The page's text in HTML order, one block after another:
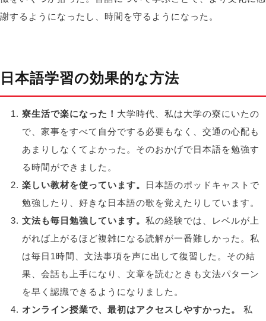
謝するようになったし、時間を守るようになった。
日本語学習の効果的な方法
寮生活で楽になった！ 大学時代、私は大学の寮にいたの
で、家事をすべて自分でする必要もなく、交通の心配も
あまりしなくてよかった。そのおかげで日本語を勉強す
る時間ができました。
楽しい教材を使っています。 日本語のポッドキャストで
勉強したり、好きな日本語の歌を覚えたりしています。
文法も毎日勉強しています。私の経験では、レベルが上
がれば上がるほど複雑になる読解が一番難しかった。私
は毎日1時間、文法事項を声に出して復習した。その結
果、会話も上手になり、文章を読むときも文法パターン
を早く認識できるようになりました。
オンライン授業で、最初はアクセスしやすかった。私